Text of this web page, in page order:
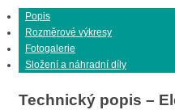
Popis
Rozměrové výkresy
Fotogalerie
Složení a náhradní díly
Technický popis –